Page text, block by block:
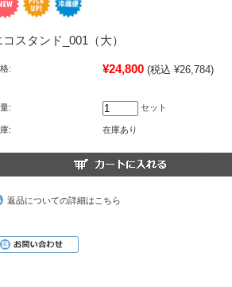
コスタンド_001（大）
: ¥24,800 (税込 ¥26,784)
: セット
: 在庫あり
返品についての詳細はこちら